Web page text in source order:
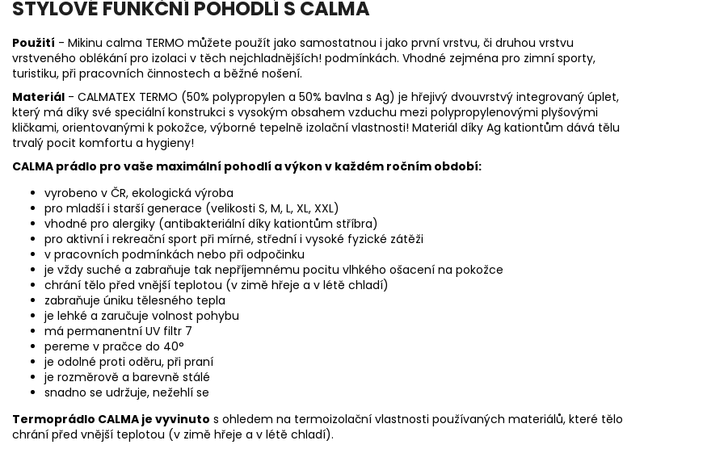
STYLOVÉ FUNKČNÍ POHODLÍ S CALMA
Použití - Mikinu calma TERMO můžete použít jako samostatnou i jako první vrstvu, či druhou vrstvu
vrstveného oblékání pro izolaci v těch nejchladnějších! podmínkách. Vhodné zejména pro zimní sporty,
turistiku, při pracovních činnostech a běžné nošení.
Materiál - CALMATEX TERMO (50% polypropylen a 50% bavlna s Ag) je hřejivý dvouvrstvý integrovaný úplet,
který má díky své speciální konstrukci s vysokým obsahem vzduchu mezi polypropylenovými plyšovými
kličkami, orientovanými k pokožce, výborné tepelně izolační vlastnosti! Materiál díky Ag kationtům dává tělu
trvalý pocit komfortu a hygieny!
CALMA prádlo pro vaše maximální pohodlí a výkon v každém ročním období:
vyrobeno v ČR, ekologická výroba
pro mladší i starší generace (velikosti S, M, L, XL, XXL)
vhodné pro alergiky (antibakteriální díky kationtům stříbra)
pro aktivní i rekreační sport při mírné, střední i vysoké fyzické zátěži
v pracovních podmínkách nebo při odpočinku
je vždy suché a zabraňuje tak nepříjemnému pocitu vlhkého ošacení na pokožce
chrání tělo před vnější teplotou (v zimě hřeje a v létě chladí)
zabraňuje úniku tělesného tepla
je lehké a zaručuje volnost pohybu
má permanentní UV filtr 7
pereme v pračce do 40°
je odolné proti oděru, při praní
je rozměrově a barevně stálé
snadno se udržuje, nežehlí se
Termoprádlo CALMA je vyvinuto s ohledem na termoizolační vlastnosti používaných materiálů, které tělo
chrání před vnější teplotou (v zimě hřeje a v létě chladí).